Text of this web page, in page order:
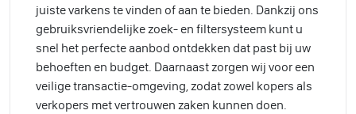
juiste varkens te vinden of aan te bieden. Dankzij ons
gebruiksvriendelijke zoek- en filtersysteem kunt u
snel het perfecte aanbod ontdekken dat past bij uw
behoeften en budget. Daarnaast zorgen wij voor een
veilige transactie-omgeving, zodat zowel kopers als
verkopers met vertrouwen zaken kunnen doen.